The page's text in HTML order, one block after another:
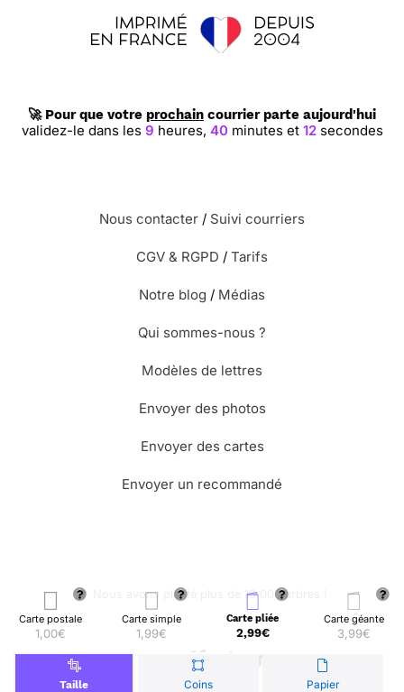
Carte postale
1,00€
Carte simple
1,99€
Carte pliée
2,99€
Carte géante
3,99€
Taille Coins Papier
🚀 Pour que votre prochain courrier parte aujourd'hui
validez-le dans les9 heures,40 minutes et11secondes
Nous contacter / Suivi courriers
CGV & RGPD / Tarifs
Notre blog / Médias
Qui sommes-nous ?
Modèles de lettres
Envoyer des photos
Envoyer des cartes
Envoyer un recommandé
🌳 Nous avons planté plus de 13.000 arbres !
© Merci Facteur